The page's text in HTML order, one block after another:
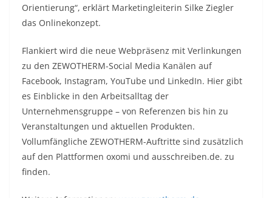
Orientierung“, erklärt Marketingleiterin Silke Ziegler
das Onlinekonzept.
Flankiert wird die neue Webpräsenz mit Verlinkungen
zu den ZEWOTHERM-Social Media Kanälen auf
Facebook, Instagram, YouTube und LinkedIn. Hier gibt
es Einblicke in den Arbeitsalltag der
Unternehmensgruppe – von Referenzen bis hin zu
Veranstaltungen und aktuellen Produkten.
Vollumfängliche ZEWOTHERM-Auftritte sind zusätzlich
auf den Plattformen oxomi und ausschreiben.de. zu
finden.